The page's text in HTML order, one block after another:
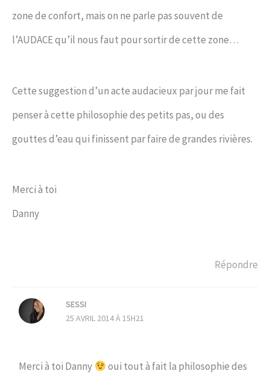
zone de confort, mais on ne parle pas souvent de
l’AUDACE qu’il nous faut pour sortir de cette zone…
Cette suggestion d’un acte audacieux par jour me fait
penser à cette philosophie des petits pas, ou des
gouttes d’eau qui finissent par faire de grandes rivières.
Merci à toi
Danny
Répondre
SESSI
25 AVRIL 2014 À 15H21
Merci à toi Danny
oui tout à fait la philosophie des